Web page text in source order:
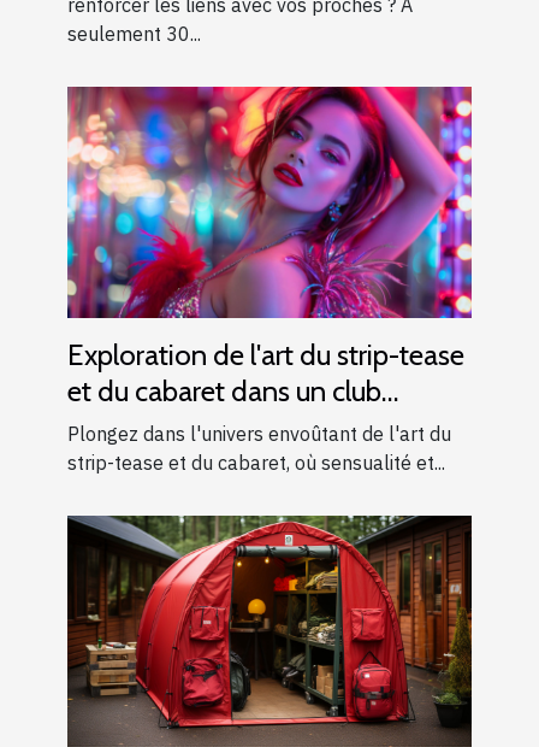
renforcer les liens avec vos proches ? À
seulement 30...
Exploration de l'art du strip-tease
et du cabaret dans un club
moderne
Plongez dans l'univers envoûtant de l'art du
strip-tease et du cabaret, où sensualité et...